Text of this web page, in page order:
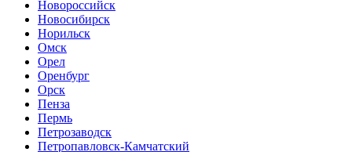
Новороссийск
Новосибирск
Норильск
Омск
Орел
Оренбург
Орск
Пенза
Пермь
Петрозаводск
Петропавловск-Камчатский